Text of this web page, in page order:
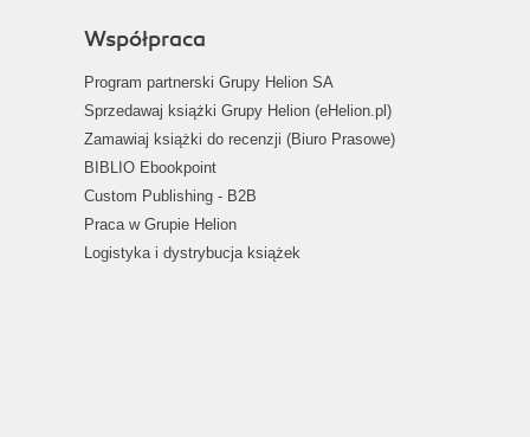
Współpraca
Program partnerski Grupy Helion SA
Sprzedawaj książki Grupy Helion (eHelion.pl)
Zamawiaj książki do recenzji (Biuro Prasowe)
BIBLIO Ebookpoint
Custom Publishing - B2B
Praca w Grupie Helion
Logistyka i dystrybucja książek